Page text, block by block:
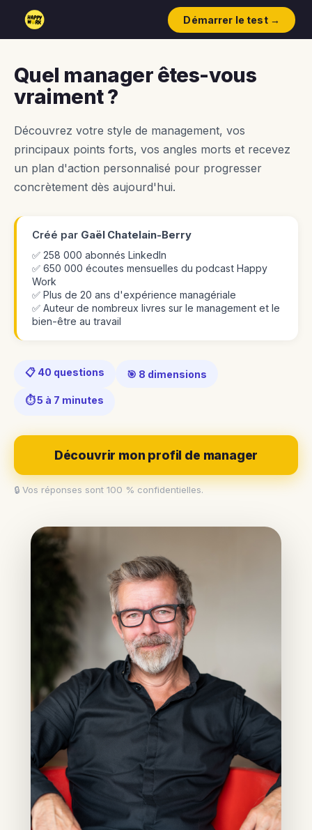
Démarrer le test →
Quel manager êtes-vous
vraiment ?
Découvrez votre style de management, vos
principaux points forts, vos angles morts et recevez
un plan d'action personnalisé pour progresser
concrètement dès aujourd'hui.
Créé par Gaël Chatelain-Berry
✅ 258 000 abonnés LinkedIn
✅ 650 000 écoutes mensuelles du podcast Happy
Work
✅ Plus de 20 ans d'expérience managériale
✅ Auteur de nombreux livres sur le management et le
bien-être au travail
📋 40 questions 🎯 8 dimensions
⏱️ 5 à 7 minutes
Découvrir mon profil de manager
🔒 Vos réponses sont 100 % confidentielles.